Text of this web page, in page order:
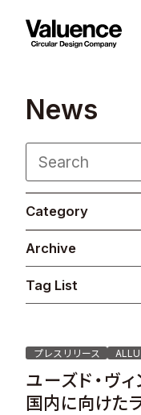
Company
Philosophy
Business
Investor
News
Category
Archive
Tag List
プレスリリース ALLU
ユーズド・ヴ
国内に向けた